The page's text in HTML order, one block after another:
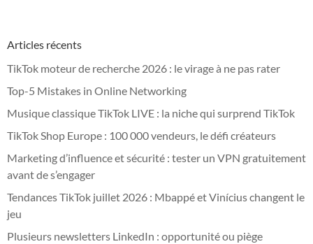
Articles récents
TikTok moteur de recherche 2026 : le virage à ne pas rater
Top-5 Mistakes in Online Networking
Musique classique TikTok LIVE : la niche qui surprend TikTok
TikTok Shop Europe : 100 000 vendeurs, le défi créateurs
Marketing d’influence et sécurité : tester un VPN gratuitement
avant de s’engager
Tendances TikTok juillet 2026 : Mbappé et Vinícius changent le
jeu
Plusieurs newsletters LinkedIn : opportunité ou piège